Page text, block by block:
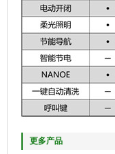
更多产品